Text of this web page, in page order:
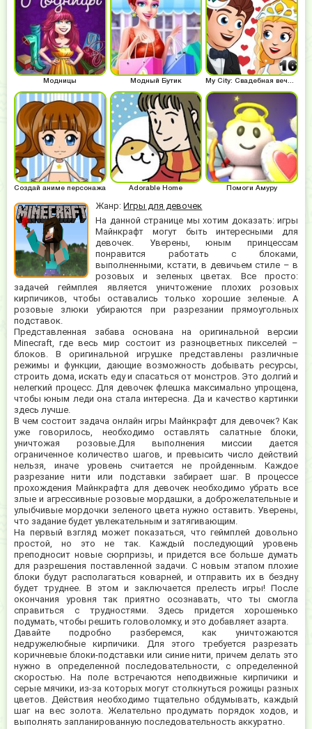
Жанр:Игры для девочек
На данной странице мы хотим доказать: игры
Майнкрафт могут быть интересными для
девочек. Уверены, юным принцессам
понравится работать с блоками,
выполненными, кстати, в девичьем стиле – в
розовых и зеленых цветах. Все просто:
задачей геймплея является уничтожение плохих розовых
кирпичиков, чтобы оставались только хорошие зеленые. А
розовые злюки убираются при разрезании прямоугольных
подставок.
Представленная забава основана на оригинальной версии
Minecraft, где весь мир состоит из разноцветных пикселей –
блоков. В оригинальной игрушке представлены различные
режимы и функции, дающие возможность добывать ресурсы,
строить дома, искать еду и спасаться от монстров. Это долгий и
нелегкий процесс. Для девочек флешка максимально упрощена,
чтобы юным леди она стала интересна. Да и качество картинки
здесь лучше.
В чем состоит задача онлайн игры Майнкрафт для девочек? Как
уже говорилось, необходимо оставлять салатные блоки,
уничтожая розовые.Для выполнения миссии дается
ограниченное количество шагов, и превысить число действий
нельзя, иначе уровень считается не пройденным. Каждое
разрезание нити или подставки забирает шаг. В процессе
прохождения Майнкрафта для девочек необходимо убрать все
злые и агрессивные розовые мордашки, а доброжелательные и
улыбчивые мордочки зеленого цвета нужно оставить. Уверены,
что задание будет увлекательным и затягивающим.
На первый взгляд может показаться, что геймплей довольно
простой, но это не так. Каждый последующий уровень
преподносит новые сюрпризы, и придется все больше думать
для разрешения поставленной задачи. С новым этапом плохие
блоки будут располагаться коварней, и отправить их в бездну
будет труднее. В этом и заключается прелесть игры! После
окончания уровня так приятно осознавать, что ты смогла
справиться с трудностями. Здесь придется хорошенько
подумать, чтобы решить головоломку, и это добавляет азарта.
Давайте подробно разберемся, как уничтожаются
недружелюбные кирпичики. Для этого требуется разрезать
коричневые блоки-подставки или синие нити, причем делать это
нужно в определенной последовательности, с определенной
скоростью. На поле встречаются неподвижные кирпичики и
серые мячики, из-за которых могут столкнуться рожицы разных
цветов. Действия необходимо тщательно обдумывать, каждый
шаг на вес золота. Желательно продумать порядок ходов, и
выполнять запланированную последовательность аккуратно.
Модницы Модный Бутик
Создай аниме персонажа Adorable Home Помоги Амуру